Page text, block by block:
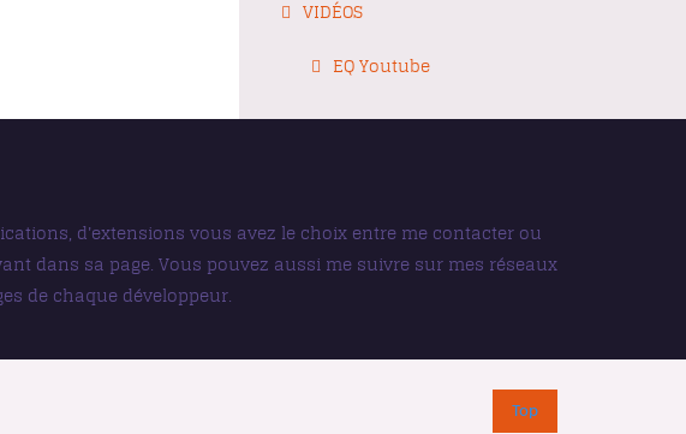
VIDÉOS
EQ Youtube
d'extensions vous avez le choix entre me contacter ou
dans sa page. Vous pouvez aussi me suivre sur mes réseaux
de chaque développeur.
Top